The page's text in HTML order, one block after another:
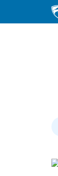
Information om